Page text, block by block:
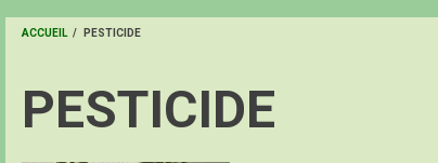
D'ARIANE
ACCUEIL / PESTICIDE
PESTICIDE